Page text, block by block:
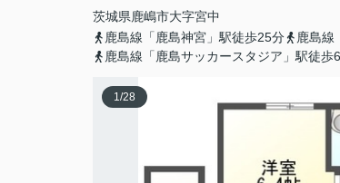
茨城県鹿嶋市大字宮中
鹿島線「鹿島神宮」駅徒歩25分
鹿島線
鹿島線「鹿島サッカースタジア」駅徒歩
1/28